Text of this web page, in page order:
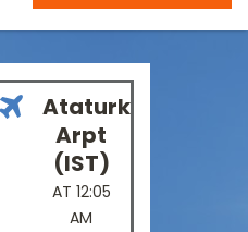
Ataturk
Arpt
(IST)
AT 12:05
AM